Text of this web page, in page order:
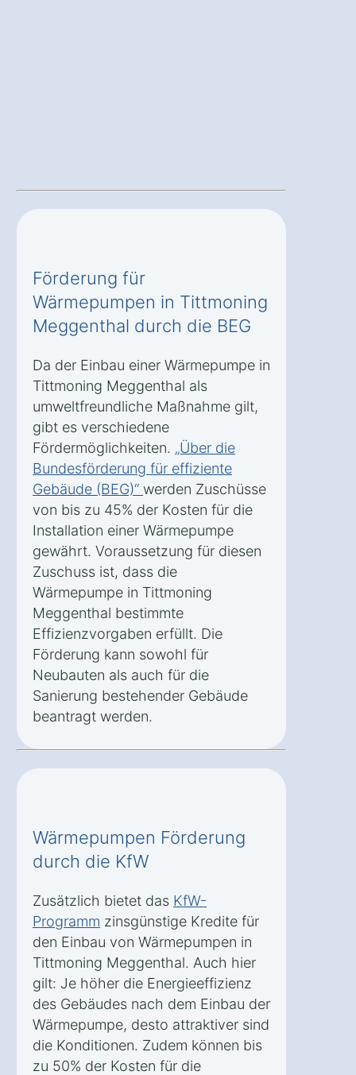
Förderung für
Wärmepumpen in Tittmoning
Meggenthal durch die BEG
Da der Einbau einer Wärmepumpe in
Tittmoning Meggenthal als
umweltfreundliche Maßnahme gilt,
gibt es verschiedene
Fördermöglichkeiten. „Über die
Bundesförderung für effiziente
Gebäude (BEG)“ werden Zuschüsse
von bis zu 45% der Kosten für die
Installation einer Wärmepumpe
gewährt. Voraussetzung für diesen
Zuschuss ist, dass die
Wärmepumpe in Tittmoning
Meggenthal bestimmte
Effizienzvorgaben erfüllt. Die
Förderung kann sowohl für
Neubauten als auch für die
Sanierung bestehender Gebäude
beantragt werden.
Wärmepumpen Förderung
durch die KfW
Zusätzlich bietet das KfW-
Programm zinsgünstige Kredite für
den Einbau von Wärmepumpen in
Tittmoning Meggenthal. Auch hier
gilt: Je höher die Energieeffizienz
des Gebäudes nach dem Einbau der
Wärmepumpe, desto attraktiver sind
die Konditionen. Zudem können bis
zu 50% der Kosten für die